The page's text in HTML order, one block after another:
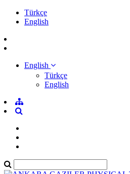
Türkçe
English
English
Türkçe
English